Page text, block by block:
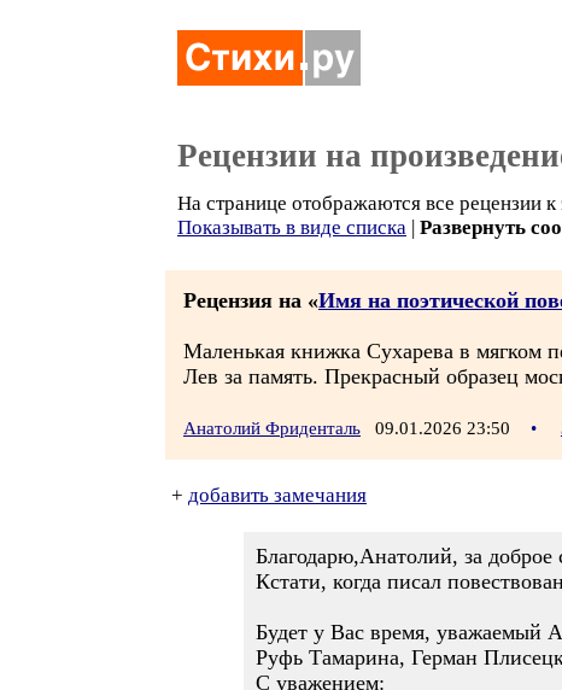
Рецензии на
На странице отображаются все рецензии
Показывать в виде списка | Развернуть
Рецензия на «Имя на поэтической
Маленькая книжка Сухарева в мягком
Лев за память. Прекрасный образец
Анатолий Фриденталь 09.01.2026 23:50 •
+ добавить замечания
Благодарю,Анатолий, за доброе
Кстати, когда писал
Будет у Вас время, уважаемый
Руфь Тамарина, Герман
С уважением: